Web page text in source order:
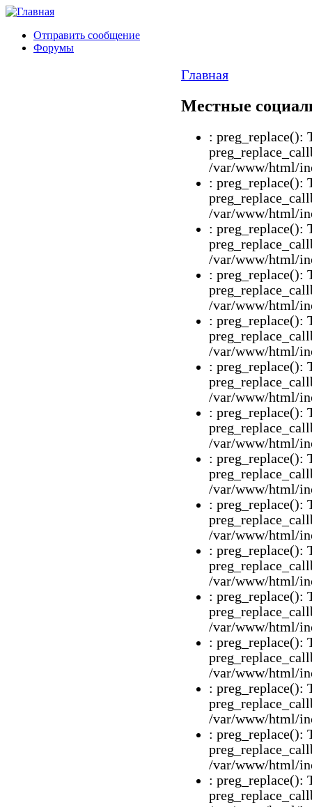
Отправить сообщение
Форумы
Главная
Местные
: preg_replace():
/var/www/html/
: preg_replace():
/var/www/html/
: preg_replace():
/var/www/html/
: preg_replace():
/var/www/html/
: preg_replace():
/var/www/html/
: preg_replace():
/var/www/html/
: preg_replace():
/var/www/html/
: preg_replace():
/var/www/html/
: preg_replace():
/var/www/html/
: preg_replace():
/var/www/html/
: preg_replace():
/var/www/html/
: preg_replace():
/var/www/html/
: preg_replace():
/var/www/html/
: preg_replace():
/var/www/html/
: preg_replace():